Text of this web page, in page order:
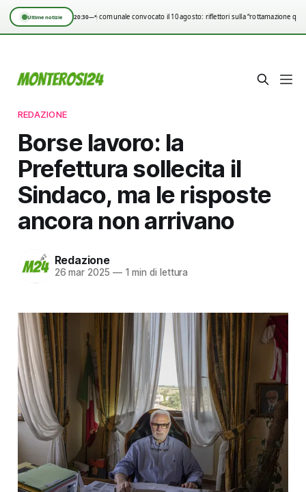
Ultime notizie 20:30—°
Consiglio comunale convocato il 10 agosto: riflettori sulla “rottamazione
REDAZIONE
Borse lavoro: la
Prefettura sollecita il
Sindaco, ma le risposte
ancora non arrivano
Redazione
26 mar 2025 —1 min di lettura